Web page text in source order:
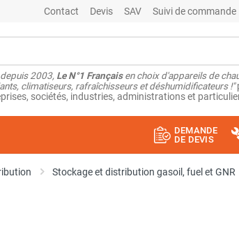
Contact Devis SAV Suivi de commande
2003, Le N°1 Françaisen choix d'appareils de
climatiseurs, rafraîchisseurs et déshumidificateurs !"
sociétés, industries, administrations et
DEMANDE
DE DEVIS
Stockage et distribution gasoil, fuel et GNR